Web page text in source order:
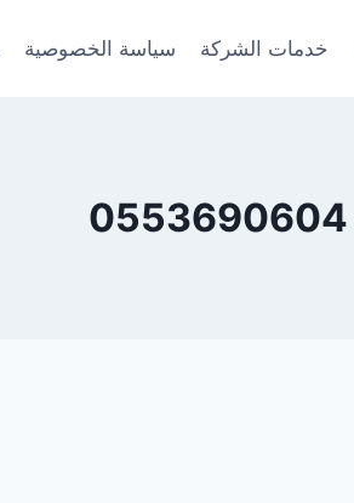
خدمات الشركة سياسة الخصوصية